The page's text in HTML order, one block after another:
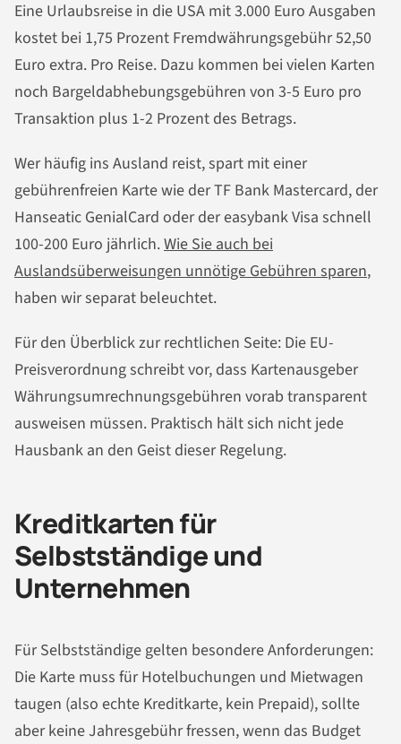
Eine Urlaubsreise in die USA mit 3.000 Euro Ausgaben
kostet bei 1,75 Prozent Fremdwährungsgebühr 52,50
Euro extra. Pro Reise. Dazu kommen bei vielen Karten
noch Bargeldabhebungsgebühren von 3-5 Euro pro
Transaktion plus 1-2 Prozent des Betrags.
Wer häufig ins Ausland reist, spart mit einer
gebührenfreien Karte wie der TF Bank Mastercard, der
Hanseatic GenialCard oder der easybank Visa schnell
100-200 Euro jährlich.Wie Sie auch bei
Auslandsüberweisungen unnötige Gebühren sparen,
haben wir separat beleuchtet.
Für den Überblick zur rechtlichen Seite: Die EU-
Preisverordnung schreibt vor, dass Kartenausgeber
Währungsumrechnungsgebühren vorab transparent
ausweisen müssen. Praktisch hält sich nicht jede
Hausbank an den Geist dieser Regelung.
Kreditkarten für
Selbstständige und
Unternehmen
Für Selbstständige gelten besondere Anforderungen:
Die Karte muss für Hotelbuchungen und Mietwagen
taugen (also echte Kreditkarte, kein Prepaid), sollte
aber keine Jahresgebühr fressen, wenn das Budget